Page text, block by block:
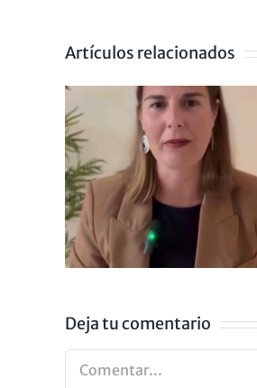
Artículos relacionados
LA
NO
Deja tu comentario
Comentar